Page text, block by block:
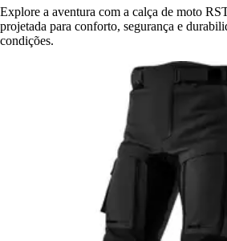
Explore a aventura com a calça de moto
projetada para conforto, segurança e
condições.